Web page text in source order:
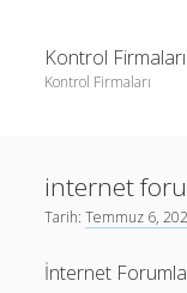
Kontrol Firmaları
Kontrol Firmaları
Liste
Sayfa Listesi
Şifresiz Facebook
Liste
internet
Tarih:Temmuz 6,
İnternet